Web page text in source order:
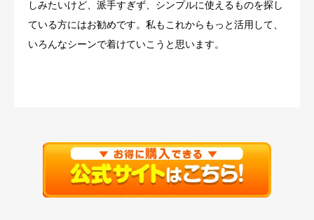
しみたいけど、派手すぎず、シンプルに使えるものを探し
ている方にはお勧めです。私もこれからもっと活用して、
いろんなシーンで着けていこうと思います。